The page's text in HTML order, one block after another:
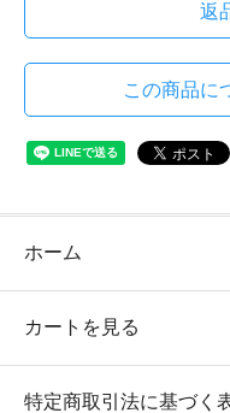
返
この商品に
ホーム
カートを見る
特定商取引法に基づく